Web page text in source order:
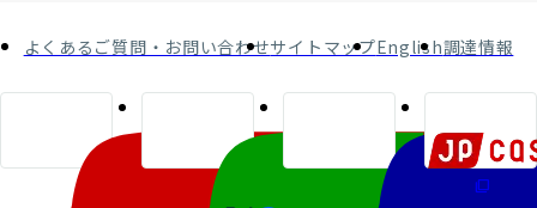
よくあるご質問・お問い合わせサイトマップEnglish調達情報